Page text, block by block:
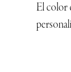
El color